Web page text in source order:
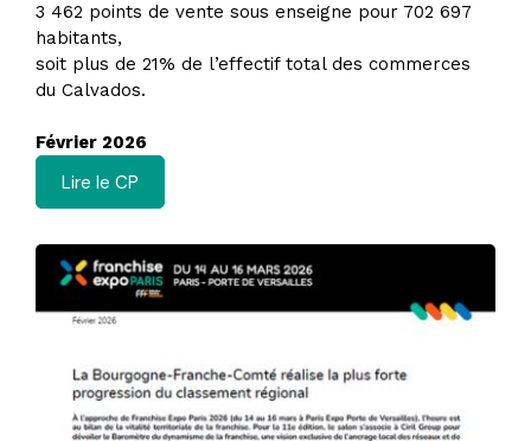
3 462 points de vente sous enseigne pour 702 697
habitants,
soit plus de 21% de l’effectif total des commerces
du Calvados.
Février 2026
Lire le CP